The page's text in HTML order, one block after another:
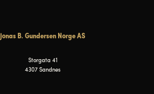
Jonas B. Gundersen Norge AS
Storgata 41
4307 Sandnes